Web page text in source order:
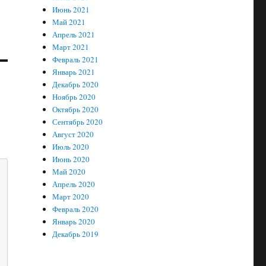
Июнь 2021
Май 2021
Апрель 2021
Март 2021
Февраль 2021
Январь 2021
Декабрь 2020
Ноябрь 2020
Октябрь 2020
Сентябрь 2020
Август 2020
Июль 2020
Июнь 2020
Май 2020
Апрель 2020
Март 2020
Февраль 2020
Январь 2020
Декабрь 2019